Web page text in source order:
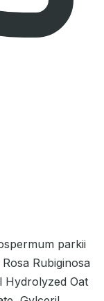
parkii
Rubiginosa
Hydrolyzed Oat